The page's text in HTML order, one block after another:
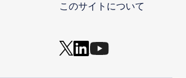
このサイトについて